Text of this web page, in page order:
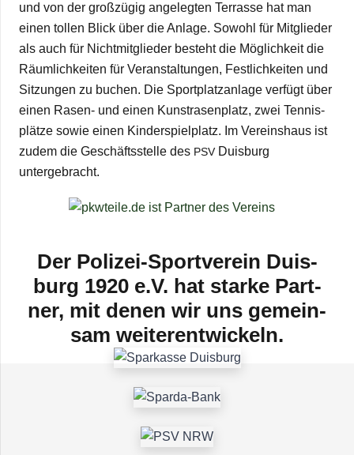
und von der groß­zü­gig ange­leg­ten Ter­rasse hat man
einen tol­len Blick über die Anlage. Sowohl für Mit­glie­der
als auch für Nicht­mit­glie­der besteht die Mög­lich­keit die
Räum­lich­kei­ten für Ver­an­stal­tun­gen, Fest­lich­kei­ten und
Sit­zun­gen zu buchen. Die Sport­platz­an­lage ver­fügt über
einen Rasen- und einen Kunst­ra­sen­platz, zwei Ten­nis­
plätze sowie einen Kin­der­spiel­platz. Im Ver­eins­haus ist
zudem die Geschäfts­stelle des PSV Duis­burg
untergebracht.
Der Poli­­zei-Spor­t­­ver­­ein Duis­
burg 1920 e.V. hat starke Part­
ner, mit denen wir uns gemein­
sam weiterentwickeln.